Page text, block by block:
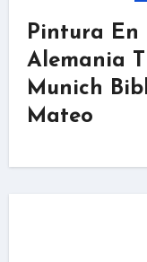
Pintura En
Alemania
Munich
Mateo